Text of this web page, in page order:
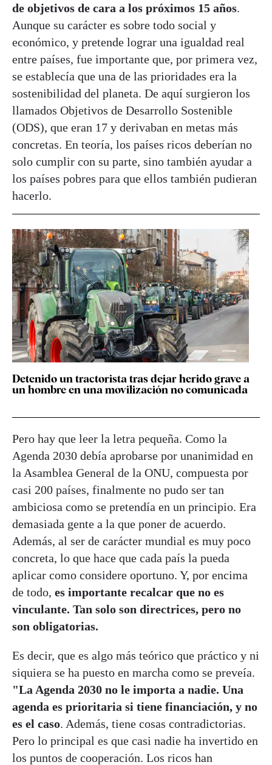
de objetivos de cara a los próximos 15 años.
Aunque su carácter es sobre todo social y
económico, y pretende lograr una igualdad real
entre países, fue importante que, por primera vez,
se establecía que una de las prioridades era la
sostenibilidad del planeta. De aquí surgieron los
llamados Objetivos de Desarrollo Sostenible
(ODS), que eran 17 y derivaban en metas más
concretas. En teoría, los países ricos deberían no
solo cumplir con su parte, sino también ayudar a
los países pobres para que ellos también pudieran
hacerlo.
Detenido un tractorista tras dejar herido grave a
un hombre en una movilización no comunicada
Pero hay que leer la letra pequeña. Como la
Agenda 2030 debía aprobarse por unanimidad en
la Asamblea General de la ONU, compuesta por
casi 200 países, finalmente no pudo ser tan
ambiciosa como se pretendía en un principio. Era
demasiada gente a la que poner de acuerdo.
Además, al ser de carácter mundial es muy poco
concreta, lo que hace que cada país la pueda
aplicar como considere oportuno. Y, por encima
de todo, es importante recalcar que no es
vinculante. Tan solo son directrices, pero no
son obligatorias.
Es decir, que es algo más teórico que práctico y ni
siquiera se ha puesto en marcha como se preveía.
"La Agenda 2030 no le importa a nadie. Una
agenda es prioritaria si tiene financiación, y no
es el caso. Además, tiene cosas contradictorias.
Pero lo principal es que casi nadie ha invertido en
los puntos de cooperación. Los ricos han